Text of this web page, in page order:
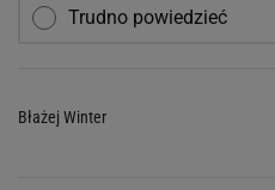
Trudno powiedzieć
Błażej Winter